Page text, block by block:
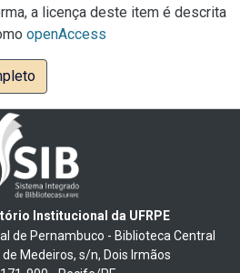
a licença deste item é descrita
openAccess
Institucional da UFRPE
de Pernambuco - Biblioteca Central
Medeiros, s/n, Dois Irmãos